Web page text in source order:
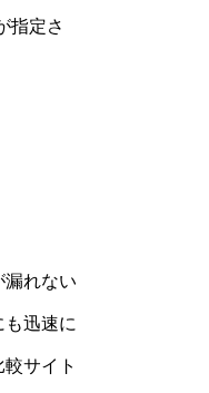
指定さ
漏れない
迅速に
サイト